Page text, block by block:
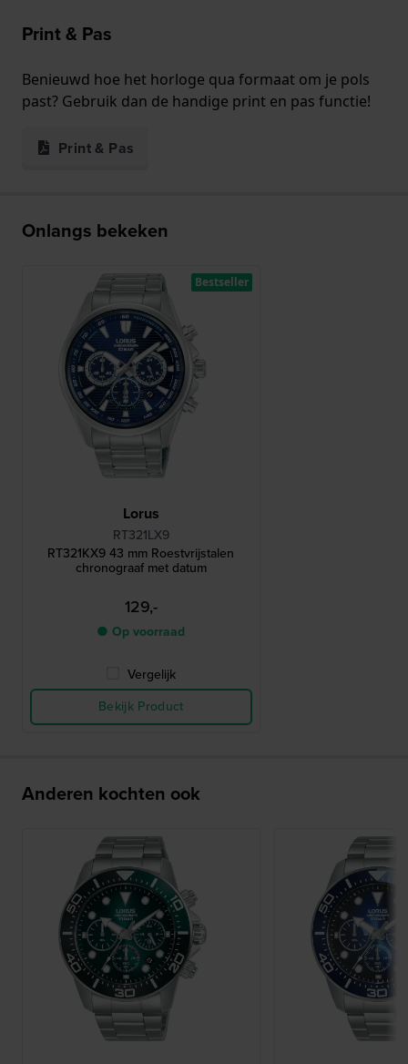
Print & Pas
Benieuwd hoe het horloge qua formaat om je pols
past? Gebruik dan de handige print en pas functie!
Print & Pas
Onlangs bekeken
Lorus
RT321LX9
RT321KX9 43 mm Roestvrijstalen
chronograaf met datum
129,-
● Op voorraad
Vergelijk
Bekijk Product
Bestseller
Anderen kochten ook